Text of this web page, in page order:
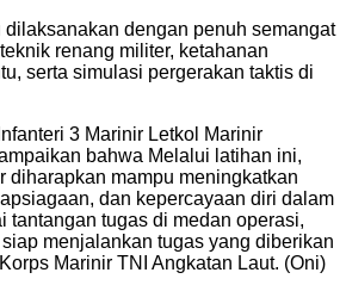
dilaksanakan dengan penuh semangat
renang militer, ketahanan
serta simulasi pergerakan taktis di
3 Marinir Letkol Marinir
bahwa Melalui latihan ini,
diharapkan mampu meningkatkan
dan kepercayaan diri dalam
tantangan tugas di medan operasi,
menjalankan tugas yang diberikan
Marinir TNI Angkatan Laut. (Oni)